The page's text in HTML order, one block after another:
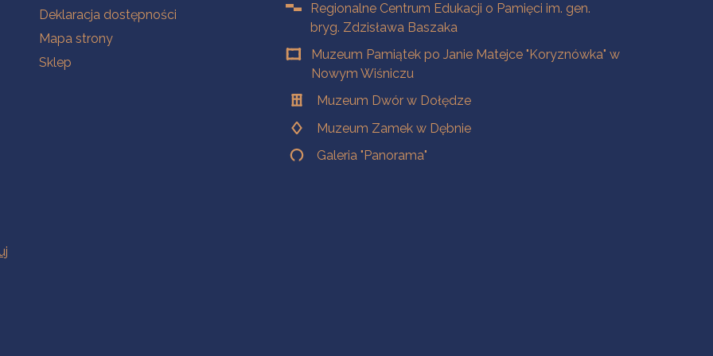
Deklaracja dostępności
Mapa strony
Sklep
Regionalne Centrum Edukacji o Pamięci im. gen.
bryg. Zdzisława Baszaka
Muzeum Pamiątek po Janie Matejce "Koryznówka" w
Nowym Wiśniczu
Muzeum Dwór w Dołędze
Muzeum Zamek w Dębnie
Galeria "Panorama"